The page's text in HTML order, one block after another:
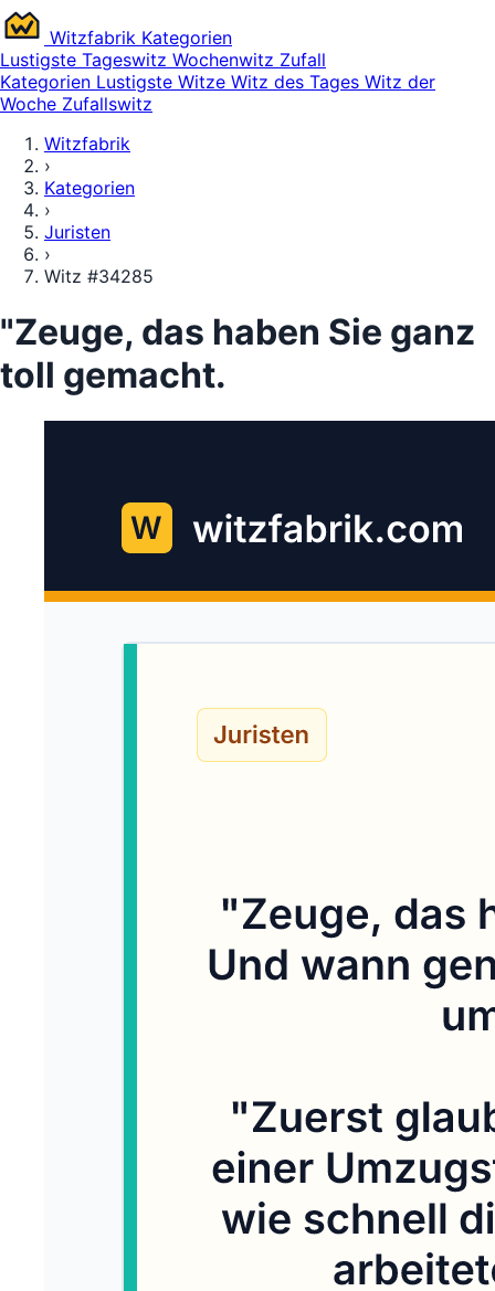
Witzfabrik Kategorien
Lustigste Tageswitz Wochenwitz Zufall
Kategorien Lustigste Witze Witz des Tages Witz der
Woche Zufallswitz
Witzfabrik
›
Kategorien
›
Juristen
›
Witz #34285
"Zeuge, das haben Sie ganz
toll gemacht.